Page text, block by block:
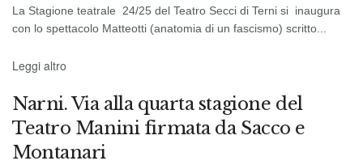
La Stagione teatrale 24/25 del Teatro Secci di Terni si inaugura
con lo spettacolo Matteotti (anatomia di un fascismo) scritto...
Leggi altro
CINEMA E SPETTACOLO
Narni. Via alla quarta stagione del
Teatro Manini firmata da Sacco e
Montanari